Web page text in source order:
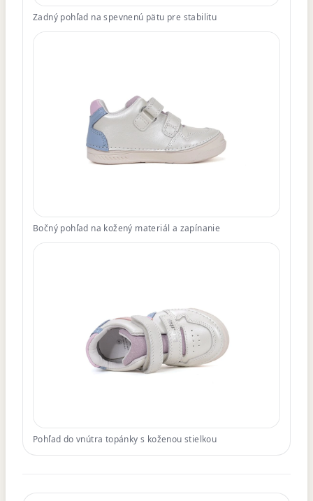
Zadný pohľad na spevnenú pätu pre stabilitu
Bočný pohľad na kožený materiál a zapínanie
Pohľad do vnútra topánky s koženou stielkou